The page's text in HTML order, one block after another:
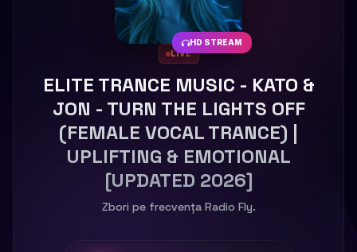
HD STREAM
LIVE
ELITE TRANCE MUSIC - KATO &
JON - TURN THE LIGHTS OFF
(FEMALE VOCAL TRANCE) |
UPLIFTING & EMOTIONAL
[UPDATED 2026]
Zbori pe frecvența Radio Fly.